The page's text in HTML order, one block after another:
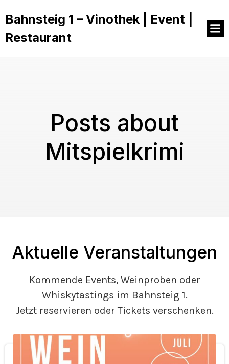
Bahnsteig 1 – Vinothek | Event |
Restaurant
Posts about
Mitspielkrimi
Aktuelle Veranstaltungen
Kommende Events, Weinproben oder
Whiskytastings im Bahnsteig 1.
Jetzt reservieren oder Tickets verschenken.